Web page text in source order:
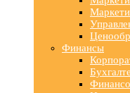
Финансы